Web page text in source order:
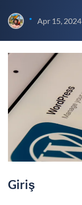
• Apr 15, 2024
Giriş